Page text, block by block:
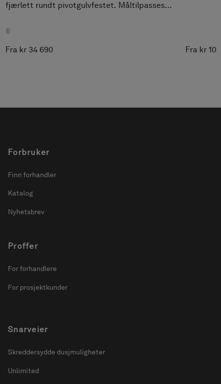
fjærlett rundt pivotgulvfestet. Måltilpasses
Fra kr 34 690 Fra kr 10
Forbruker
Finn forhandler
Katalog
Nyhetsbrev
Proffer
For forhandlere
For prosjektkunder
Snarveier
Skreddersydde dusjmuligheter
Unlimited